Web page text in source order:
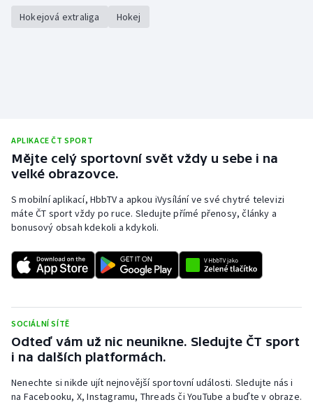
Hokejová extraliga Hokej
APLIKACE ČT SPORT
Mějte celý sportovní svět vždy u sebe i na
velké obrazovce.
S mobilní aplikací, HbbTV a apkou iVysílání ve své chytré televizi
máte ČT sport vždy po ruce. Sledujte přímé přenosy, články a
bonusový obsah kdekoli a kdykoli.
SOCIÁLNÍ SÍTĚ
Odteď vám už nic neunikne. Sledujte ČT sport
i na dalších platformách.
Nenechte si nikde ujít nejnovější sportovní události. Sledujte nás i
na Facebooku, X, Instagramu, Threads či YouTube a buďte v obraze.